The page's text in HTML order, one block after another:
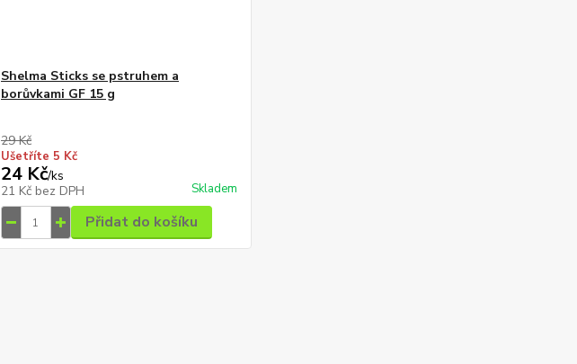
Shelma Sticks se pstruhem a
borůvkami GF 15 g
29 Kč
Ušetříte 5 Kč
24 Kč/ks
21 Kč bez DPH Skladem
Přidat do košíku